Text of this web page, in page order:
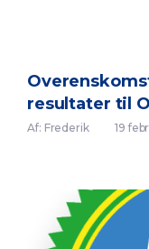
resultater til
Af: Frederik 19